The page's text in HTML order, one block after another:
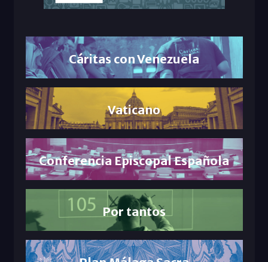
Cáritas con Venezuela
Vaticano
Conferencia Episcopal Española
Por tantos